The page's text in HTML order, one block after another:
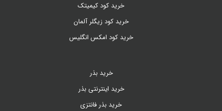
خرید کود کیمیتک
خرید کود زیگلر آلمان
خرید کود امکس انگلیس
خرید بذر
خرید اینترنتی بذر
خرید بذر فانتزی